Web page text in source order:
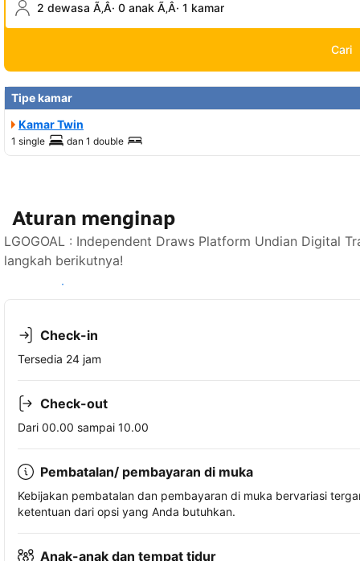
2 dewasa Ã‚Â· 0 anak Ã‚Â· 1 kamar
Cari
Tipe kamar
Kamar Twin
1 single dan 1 double
Aturan menginap
LGOGOAL : Independent Draws Platform Undian Digital
langkah berikutnya!
Lihat ketersediaan
Check-in
Tersedia 24 jam
Check-out
Dari 00.00 sampai 10.00
Pembatalan/ pembayaran di muka
Kebijakan pembatalan dan pembayaran di muka bervariasi
ketentuan dari opsi yang Anda butuhkan.
Anak-anak dan tempat tidur